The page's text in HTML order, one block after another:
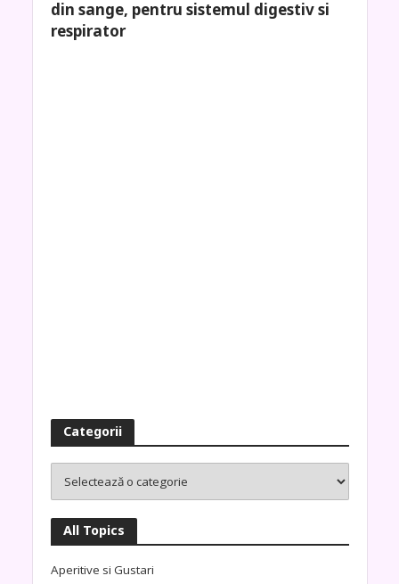
din sange, pentru sistemul digestiv si
respirator
Categorii
All Topics
Aperitive si Gustari